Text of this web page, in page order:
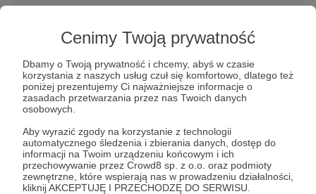
Cenimy Twoją prywatność
Dbamy o Twoją prywatność i chcemy, abyś w czasie
korzystania z naszych usług czuł się komfortowo, dlatego też
poniżej prezentujemy Ci najważniejsze informacje o
zasadach przetwarzania przez nas Twoich danych
osobowych.
Aby wyrazić zgody na korzystanie z technologii
automatycznego śledzenia i zbierania danych, dostęp do
informacji na Twoim urządzeniu końcowym i ich
przechowywanie przez Crowd8 sp. z o.o. oraz podmioty
zewnętrzne, które wspierają nas w prowadzeniu działalności,
kliknij AKCEPTUJĘ I PRZECHODZĘ DO SERWISU.
treść
Aby zobaczyć treść musisz zmienić ustawienia
polityki prywatności